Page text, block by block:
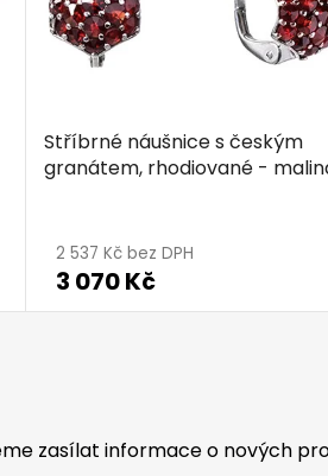
Stříbrné náušnice s českým
granátem, rhodiované -
2 537 Kč bez DPH
3 070 Kč
zasílat informace o nových